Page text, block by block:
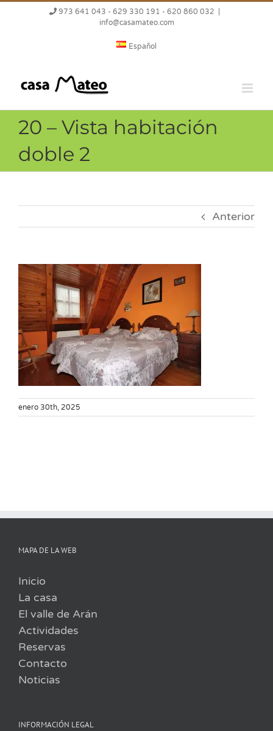
973 641 043 - 629 330 191 - 620 860 032
info@casamateo.com
Español
20 – Vista habitación
doble 2
Anterior
enero 30th, 2025
MAPA DE LA WEB
Inicio
La casa
El valle de Arán
Actividades
Reservas
Contacto
Noticias
INFORMACIÓN LEGAL